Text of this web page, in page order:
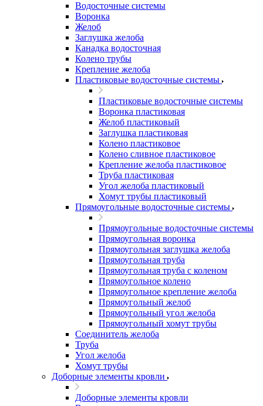
Водосточные системы
Воронка
Желоб
Заглушка желоба
Канадка водосточная
Колено трубы
Крепление желоба
Пластиковые водосточные системы
Пластиковые водосточные системы
Воронка пластиковая
Желоб пластиковый
Заглушка пластиковая
Колено пластиковое
Колено сливное пластиковое
Крепление желоба пластиковое
Труба пластиковая
Угол желоба пластиковый
Хомут трубы пластиковый
Прямоугольные водосточные системы
Прямоугольные водосточные системы
Прямоугольная воронка
Прямоугольная заглушка желоба
Прямоугольная труба
Прямоугольная труба c коленом
Прямоугольное колено
Прямоугольное крепление желоба
Прямоугольный желоб
Прямоугольный угол желоба
Прямоугольный хомут трубы
Соединитель желоба
Труба
Угол желоба
Хомут трубы
Доборные элементы кровли
Доборные элементы кровли